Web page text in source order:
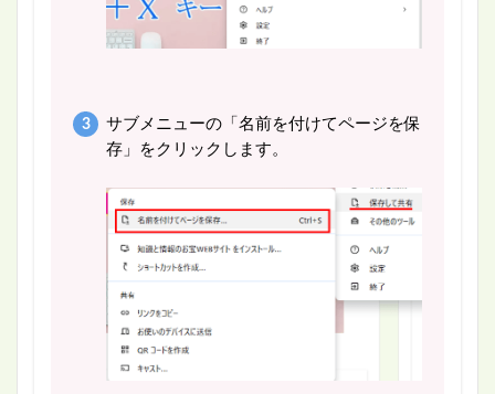
サブメニューの「名前を付けてページを保
存」をクリックします。